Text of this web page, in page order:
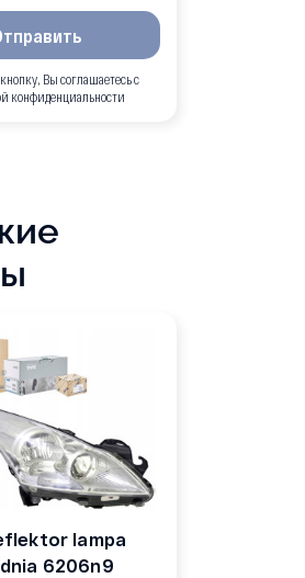
Вы соглашаетесь с
конфиденциальности
lampa
6206n9